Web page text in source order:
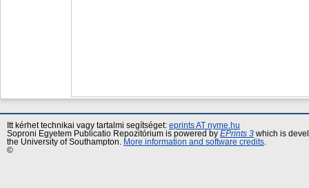
Itt kérhet technikai vagy tartalmi segítséget: eprints AT nyme.hu
Soproni Egyetem Publicatio Repozitórium is powered by EPrints 3 which is
the University of Southampton.
More information and software credits
©